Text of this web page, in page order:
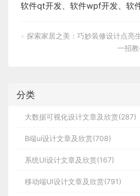
软件qt开发、 软件wpf开发、 软
« 探索家居之美：巧妙装修设计点亮
一招
分类
大数据可视化设计文章及欣赏(287)
B端ui设计文章及欣赏(708)
系统UI设计文章及欣赏(167)
移动端UI设计文章及欣赏(791)